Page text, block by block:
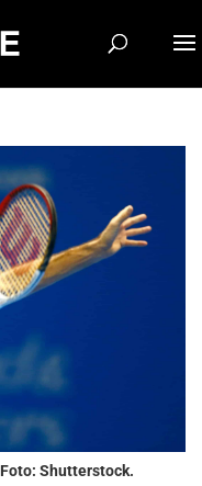
Foto: Shutterstock.